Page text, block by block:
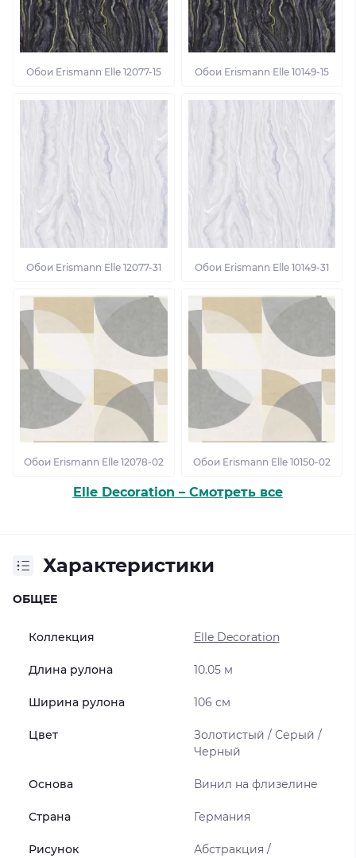
Обои Erismann Elle 12077-15 Обои Erismann Elle 10149-15
Обои Erismann Elle 12077-31 Обои Erismann Elle 10149-31
Обои Erismann Elle 12078-02 Обои Erismann Elle 10150-02
Elle Decoration – Смотреть все
Характеристики
ОБЩЕЕ
Коллекция Elle Decoration
Длина рулона 10.05 м
Ширина рулона 106 см
Цвет
Золотистый / Серый /
Черный
Основа Винил на флизелине
Страна Германия
Рисунок
Абстракция /